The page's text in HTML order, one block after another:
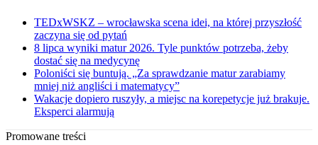
TEDxWSKZ – wrocławska scena idei, na której przyszłość
zaczyna się od pytań
8 lipca wyniki matur 2026. Tyle punktów potrzeba, żeby
dostać się na medycynę
Poloniści się buntują. „Za sprawdzanie matur zarabiamy
mniej niż angliści i matematycy”
Wakacje dopiero ruszyły, a miejsc na korepetycje już brakuje.
Eksperci alarmują
Promowane treści